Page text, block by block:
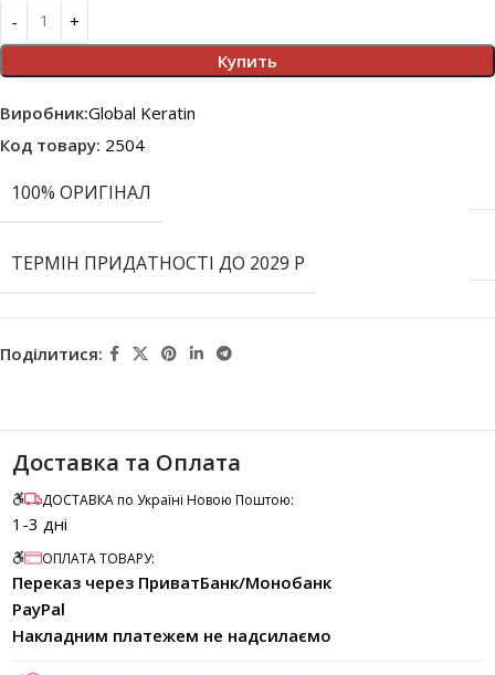
Купить
Виробник:Global Keratin
Код товару: 2504
100% ОРИГІНАЛ
ТЕРМІН ПРИДАТНОСТІ ДО 2029 Р
Поділитися:
Доставка та Оплата
ДОСТАВКА по Україні Новою Поштою:
1-3 дні
ОПЛАТА ТОВАРУ:
Переказ через ПриватБанк/Монобанк
PayPal
Накладним платежем не надсилаємо